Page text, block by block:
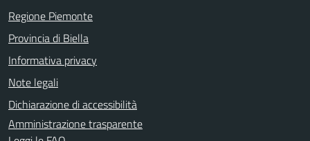
Regione Piemonte
Provincia di Biella
Informativa privacy
Note legali
Dichiarazione di accessibilità
Amministrazione trasparente